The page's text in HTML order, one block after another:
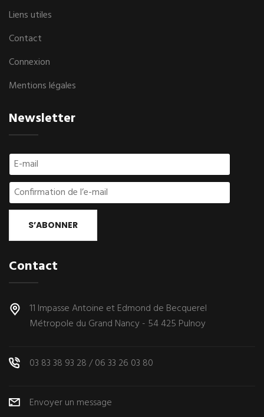
Liens utiles
Contact
Connexion
Mentions légales
Newsletter
S’ABONNER
Contact
11 Impasse Antoine et Edmond de Becquerel
Métropole du Grand Nancy - 54 425 Pulnoy
03 83 38 93 28/06 33 26 03 80
Envoyer un message